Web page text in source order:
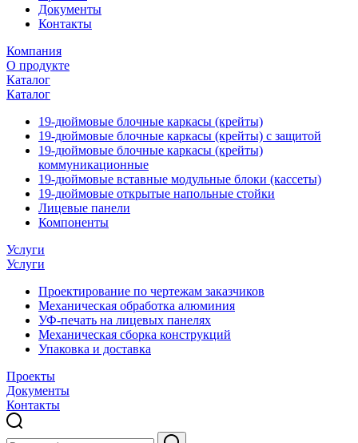
Документы
Контакты
Компания
О продукте
Каталог
Каталог
19-дюймовые блочные каркасы (крейты)
19-дюймовые блочные каркасы (крейты) с защитой
19-дюймовые блочные каркасы (крейты)
коммуникационные
19-дюймовые вставные модульные блоки (кассеты)
19-дюймовые открытые напольные стойки
Лицевые панели
Компоненты
Услуги
Услуги
Проектирование по чертежам заказчиков
Механическая обработка алюминия
УФ-печать на лицевых панелях
Механическая сборка конструкций
Упаковка и доставка
Проекты
Документы
Контакты